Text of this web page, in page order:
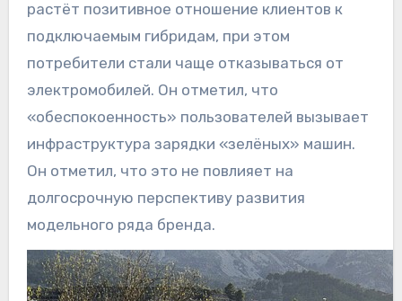
растёт позитивное отношение клиентов к
подключаемым гибридам, при этом
потребители стали чаще отказываться от
электромобилей. Он отметил, что
«обеспокоенность» пользователей вызывает
инфраструктура зарядки «зелёных» машин.
Он отметил, что это не повлияет на
долгосрочную перспективу развития
модельного ряда бренда.